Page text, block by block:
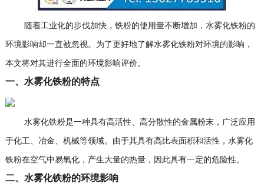
随着工业化的步伐加快，铁粉的使用量不断增加，水雾化铁粉的
环境影响却一直被忽视。为了更好地了解水雾化铁粉对环境的影响，
本文将对其进行全面的环境影响评价。
一、水雾化铁粉的特点
水雾化铁粉是一种具有高活性、高分散性的金属粉末，广泛应用
于化工、冶金、机械等领域。由于其具有高比表面积和活性，水雾化
铁粉在空气中易氧化，产生大量的热量，因此具有一定的危险性。
二、水雾化铁粉的环境影响